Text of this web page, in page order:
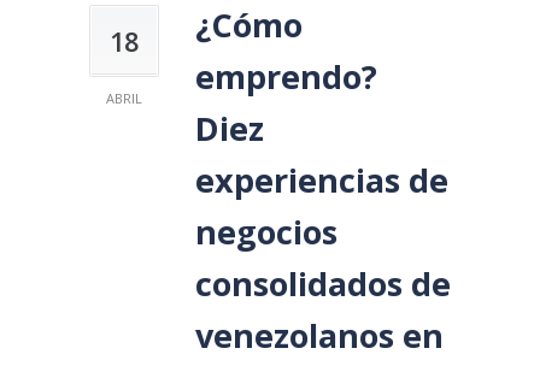
18
ABRIL
¿Cómo
emprendo?
Diez
experiencias de
negocios
consolidados de
venezolanos en